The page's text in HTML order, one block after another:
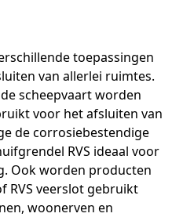
toepassingen
van allerlei ruimtes.
scheepvaart worden
voor het afsluiten van
de corrosiebestendige
RVS ideaal voor
Ook worden producten
RVS veerslot gebruikt
woonerven en